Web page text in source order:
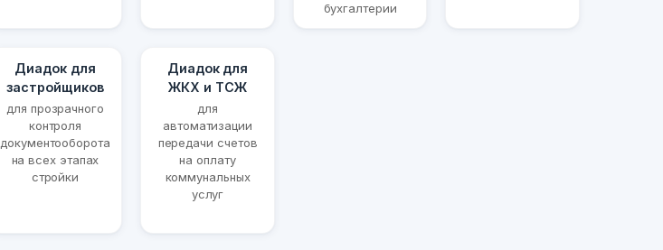
бухгалтерии
Диадок для
застройщиков
для прозрачного
контроля
документооборота
на всех этапах
стройки
Диадок для
ЖКХ и ТСЖ
для
автоматизации
передачи счетов
на оплату
коммунальных
услуг